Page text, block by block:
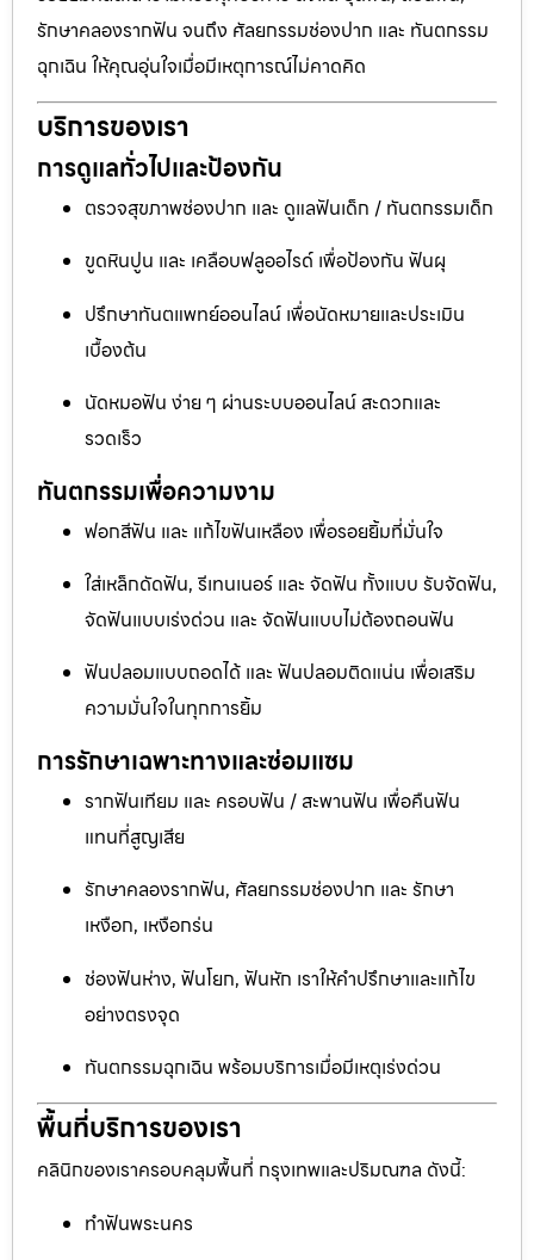
รักษาคลองรากฟัน จนถึง ศัลยกรรมช่องปาก และ ทันตกรรม
ฉุกเฉิน ให้คุณอุ่นใจเมื่อมีเหตุการณ์ไม่คาดคิด
บริการของเรา
การดูแลทั่วไปและป้องกัน
ตรวจสุขภาพช่องปาก และ ดูแลฟันเด็ก / ทันตกรรมเด็ก
ขูดหินปูน และ เคลือบฟลูออไรด์ เพื่อป้องกัน ฟันผุ
ปรึกษาทันตแพทย์ออนไลน์ เพื่อนัดหมายและประเมิน
เบื้องต้น
นัดหมอฟัน ง่าย ๆ ผ่านระบบออนไลน์ สะดวกและ
รวดเร็ว
ทันตกรรมเพื่อความงาม
ฟอกสีฟัน และ แก้ไขฟันเหลือง เพื่อรอยยิ้มที่มั่นใจ
ใส่เหล็กดัดฟัน, รีเทนเนอร์ และ จัดฟัน ทั้งแบบ รับจัดฟัน,
จัดฟันแบบเร่งด่วน และ จัดฟันแบบไม่ต้องถอนฟัน
ฟันปลอมแบบถอดได้ และ ฟันปลอมติดแน่น เพื่อเสริม
ความมั่นใจในทุกการยิ้ม
การรักษาเฉพาะทางและซ่อมแซม
รากฟันเทียม และ ครอบฟัน / สะพานฟัน เพื่อคืนฟัน
แทนที่สูญเสีย
รักษาคลองรากฟัน, ศัลยกรรมช่องปาก และ รักษา
เหงือก, เหงือกร่น
ช่องฟันห่าง, ฟันโยก, ฟันหัก เราให้คำปรึกษาและแก้ไข
อย่างตรงจุด
ทันตกรรมฉุกเฉิน พร้อมบริการเมื่อมีเหตุเร่งด่วน
พื้นที่บริการของเรา
คลินิกของเราครอบคลุมพื้นที่ กรุงเทพและปริมณฑล ดังนี้:
ทำฟันพระนคร